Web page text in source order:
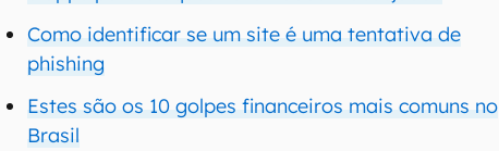
Como identificar se um site é uma tentativa de
phishing
Estes são os 10 golpes financeiros mais comuns no
Brasil